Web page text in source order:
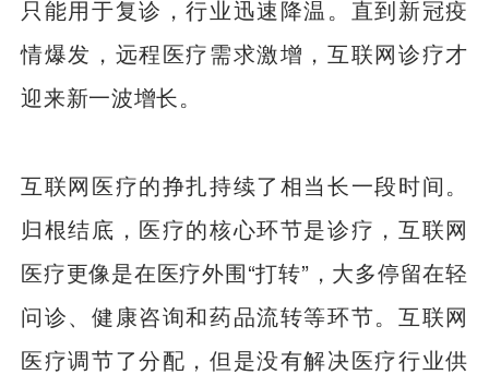
只能用于复诊，行业迅速降温。直到新冠疫
情爆发，远程医疗需求激增，互联网诊疗才
迎来新一波增长。
互联网医疗的挣扎持续了相当长一段时间。
归根结底，医疗的核心环节是诊疗，互联网
医疗更像是在医疗外围“打转”，大多停留在轻
问诊、健康咨询和药品流转等环节。互联网
医疗调节了分配，但是没有解决医疗行业供